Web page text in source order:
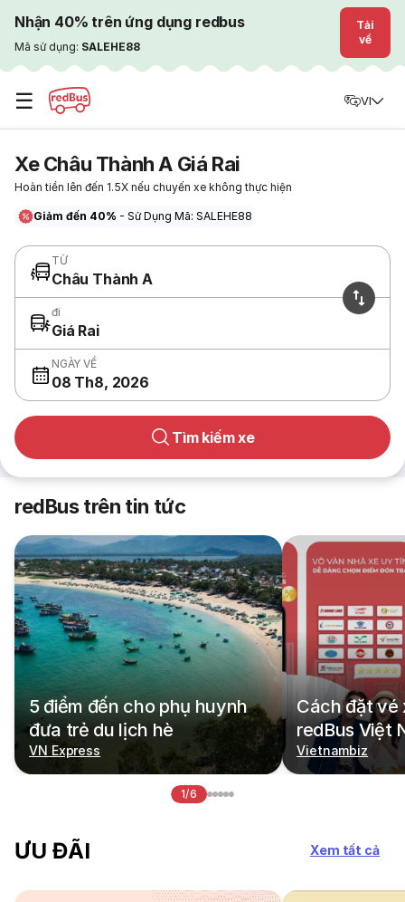
Nhận 40% trên ứng dụng redbus
Mã sử dụng: SALEHE88
Tải
về
☰ VI
Xe Châu Thành A Giá Rai
Hoàn tiền lên đến 1.5X nếu chuyến xe không thực hiện
Giảm đến 40% - Sử Dụng Mã: SALEHE88
TỪ
Châu Thành A
đi
Giá Rai
NGÀY VỀ
08 Th8, 2026
Tìm kiếm xe
redBus trên tin tức
5 điểm đến cho phụ huynh
đưa trẻ du lịch hè
VN Express
Cách đặt vé
redBus Việt
Vietnambiz
1/6
ƯU ĐÃI Xem tất cả